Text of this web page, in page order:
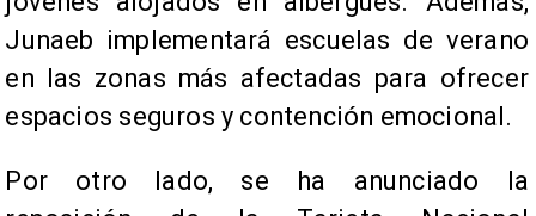
Junaeb implementará escuelas de verano
en las zonas más afectadas para ofrecer
espacios seguros y contención emocional.
Por otro lado, se ha anunciado la